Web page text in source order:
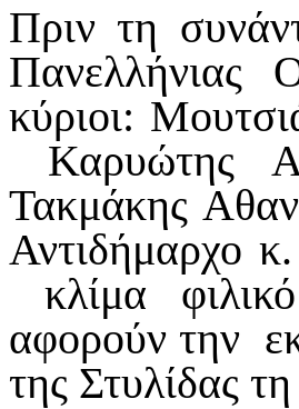
Πριν τη
Πανελλήνιας
κύριοι:
Καρυώτης
Τακμάκης
Αντιδήμαρχο
κλίμα
αφορούν την
της Στυλίδας